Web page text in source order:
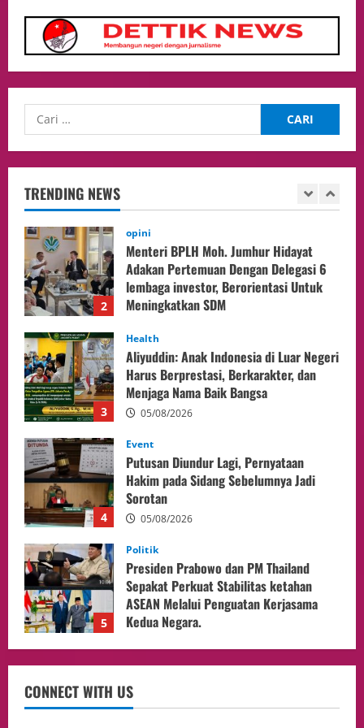
TRENDING NEWS
Culture
Pengadilan Agama Jakarta Pusat
Selesaikan 25 Perkara Isbat Nikah bagi
WNI di Johor Bahru
2
Adakan Pertemuan Dengan Delegasi 6
3
Health
Aliyuddin: Anak Indonesia di Luar Negeri
Harus Berprestasi, Berkarakter, dan
Menjaga Nama Baik Bangsa
05/08/2026
4
Event
Putusan Diundur Lagi, Pernyataan
Hakim pada Sidang Sebelumnya Jadi
Sorotan
05/08/2026
5
Politik
Presiden Prabowo dan PM Thailand
Sepakat Perkuat Stabilitas ketahan
ASEAN Melalui Penguatan Kerjasama
Kedua Negara.
1
Culture
Pengadilan Agama Jakarta Pusat
Selesaikan 25 Perkara Isbat Nikah bagi
WNI di Johor Bahru
06/08/2026
Adakan Pertemuan Dengan Delegasi 6
lembaga investor, Berorientasi Untuk
CONNECT WITH US